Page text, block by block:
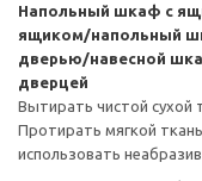
Напольный шкаф с
ящиком/напольный
дверью/навесной
дверцей
Вытирать чистой сухой
Протирать мягкой
использовать